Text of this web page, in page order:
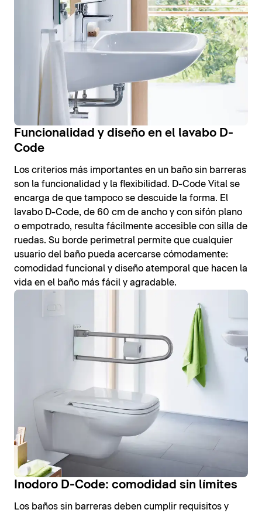
Funcionalidad y diseño en el lavabo D-
Code
Los criterios más importantes en un baño sin barreras
son la funcionalidad y la flexibilidad. D-Code Vital se
encarga de que tampoco se descuide la forma. El
lavabo D-Code, de 60 cm de ancho y con sifón plano
o empotrado, resulta fácilmente accesible con silla de
ruedas. Su borde perimetral permite que cualquier
usuario del baño pueda acercarse cómodamente:
comodidad funcional y diseño atemporal que hacen la
vida en el baño más fácil y agradable.
Inodoro D-Code: comodidad sin límites
Los baños sin barreras deben cumplir requisitos y